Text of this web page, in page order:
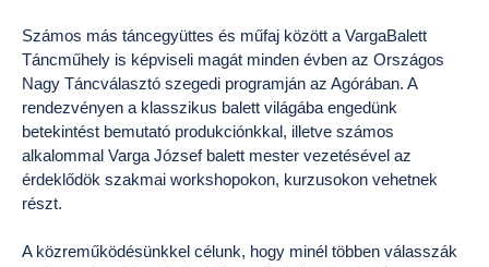
Számos más táncegyüttes és műfaj között a VargaBalett
Táncműhely is képviseli magát minden évben az Országos
Nagy Táncválasztó szegedi programján az Agórában. A
rendezvényen a klasszikus balett világába engedünk
betekintést bemutató produkciónkkal, illetve számos
alkalommal Varga József balett mester vezetésével az
érdeklődök szakmai workshopokon, kurzusokon vehetnek
részt.
A közreműködésünkkel célunk, hogy minél többen válasszák